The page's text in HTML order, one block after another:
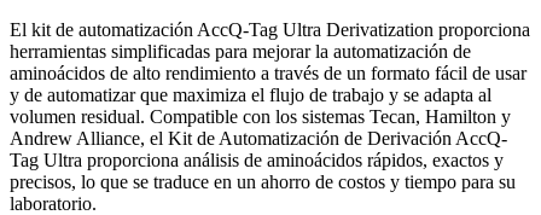
El kit de automatización AccQ-Tag Ultra Derivatization proporciona
herramientas simplificadas para mejorar la automatización de
aminoácidos de alto rendimiento a través de un formato fácil de usar
y de automatizar que maximiza el flujo de trabajo y se adapta al
volumen residual. Compatible con los sistemas Tecan, Hamilton y
Andrew Alliance, el Kit de Automatización de Derivación AccQ-
Tag Ultra proporciona análisis de aminoácidos rápidos, exactos y
precisos, lo que se traduce en un ahorro de costos y tiempo para su
laboratorio.